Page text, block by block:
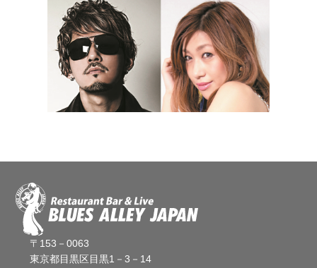
〒153－0063
東京都目黒区目黒1－3－14